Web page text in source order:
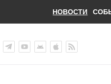
НОВОСТИ